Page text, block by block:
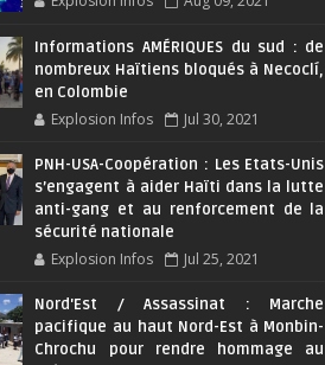
Informations AMÉRIQUES du sud : de
nombreux Haïtiens bloqués à Necoclí,
en Colombie
Explosion Infos Jul 30, 2021
PNH-USA-Coopération : Les Etats-Unis
s’engagent à aider Haïti dans la lutte
anti-gang et au renforcement de la
sécurité nationale
Explosion Infos Jul 25, 2021
Nord'Est / Assassinat : Marche
pacifique au haut Nord-Est à Monbin-
Chrochu pour rendre hommage au